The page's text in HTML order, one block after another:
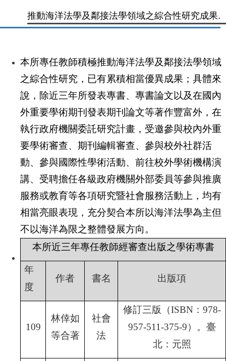
推動海洋法學及鄰接法學領域之綜合性研究成果.
本所專任教師積極推動海洋法學及鄰接法學領域
之綜合性研究，已有累積相當優異成果；具體來
說，除近三年所發表專書、專書論文以及在國內
外重要學術期刊發表期刊論文等著作豐富外，在
執行政府機關委託研究計畫 ，受邀參與校內外重
要學術審查、期刊編輯審查、參與校外社群活
動、參與國際性學術活動、前往校外學術機構演
講、受聘擔任各級政府機關外部委員等參與推廣
服務或教育等各項研究暨社會服務活動上，均有
相當亮眼表現，充分契合本所以海洋法學為主但
不以海洋為限之整體發展方向。
本所近三年專任教師經審查出版之學術專書
年
度
作者 書名 出版項
109
林倖如
等合著
社會
法
修訂三版（ISBN：978-
957-511-375-9）。臺
北：元照